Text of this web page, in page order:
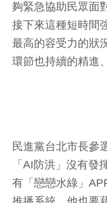
夠緊急協助民眾面
接下來這種短時間
最高的容受力的狀
環節也持續的精進
民進黨台北市長參
「AI防洪」沒有發
有「戀戀水綠」